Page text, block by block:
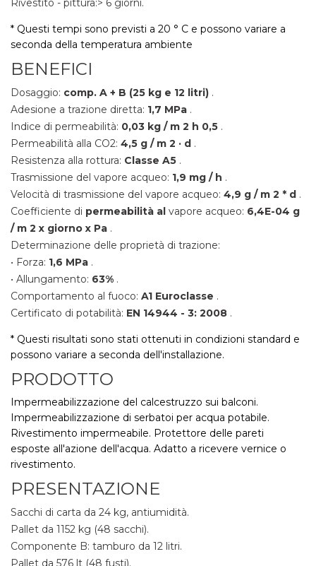
Rivestito - pittura:> 6 giorni.
* Questi tempi sono previsti a 20 ° C e possono variare a
seconda della temperatura ambiente
BENEFICI
Dosaggio: comp. A + B (25 kg e 12 litri) .
Adesione a trazione diretta: 1,7 MPa .
Indice di permeabilità: 0,03 kg / m 2 h 0,5 .
Permeabilità alla CO2: 4,5 g / m 2 · d .
Resistenza alla rottura: Classe A5 .
Trasmissione del vapore acqueo: 1,9 mg / h .
Velocità di trasmissione del vapore acqueo: 4,9 g / m 2 * d .
Coefficiente di permeabilità al vapore acqueo: 6,4E-04 g
/ m 2 x giorno x Pa .
Determinazione delle proprietà di trazione:
• Forza: 1,6 MPa .
• Allungamento: 63% .
Comportamento al fuoco: A1 Euroclasse .
Certificato di potabilità: EN 14944 - 3: 2008 .
* Questi risultati sono stati ottenuti in condizioni standard e
possono variare a seconda dell'installazione.
PRODOTTO
Impermeabilizzazione del calcestruzzo sui balconi.
Impermeabilizzazione di serbatoi per acqua potabile.
Rivestimento impermeabile. Protettore delle pareti
esposte all'azione dell'acqua. Adatto a ricevere vernice o
rivestimento.
PRESENTAZIONE
Sacchi di carta da 24 kg, antiumidità.
Pallet da 1152 kg (48 sacchi).
Componente B: tamburo da 12 litri.
Pallet da 576 lt (48 fusti).